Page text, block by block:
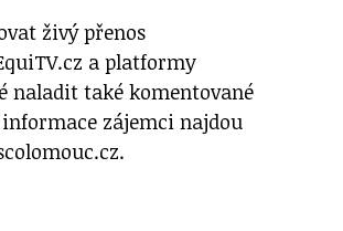
živý přenos
a platformy
naladit také komentované
zájemci najdou